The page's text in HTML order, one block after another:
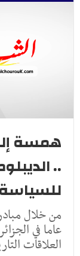
همسة
..
للسياسة
من خلال
عاما في
العلاقات